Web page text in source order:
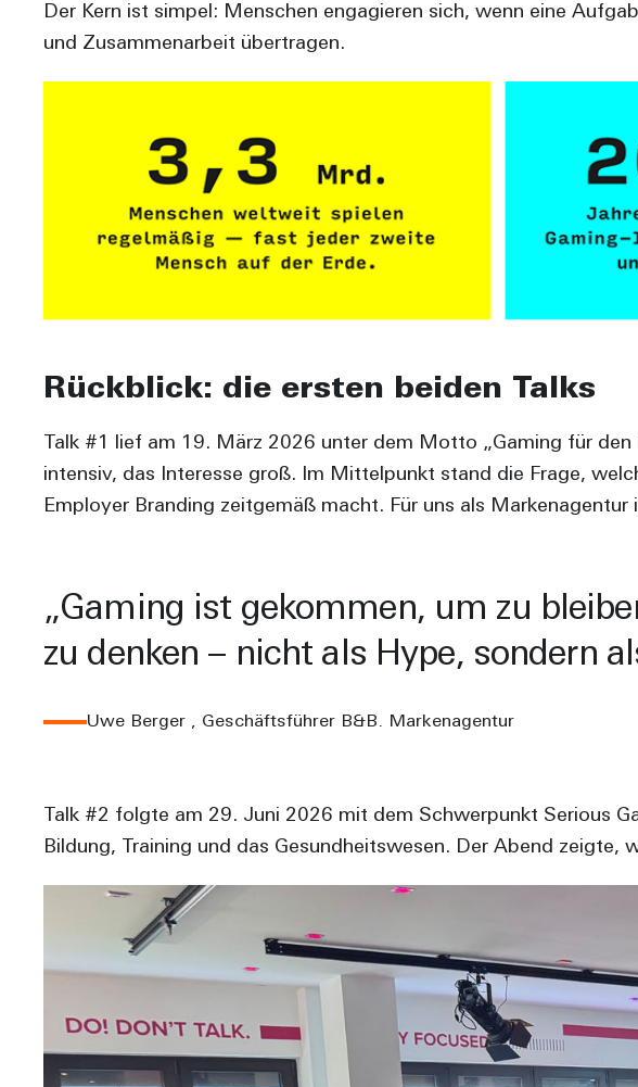
Der Kern ist simpel: Menschen engagieren sich, wenn eine
und Zusammenarbeit übertragen.
Rückblick: die ersten beiden Talks
Talk #1 lief am 19. März 2026 unter dem Motto „Gaming für
intensiv, das Interesse groß. Im Mittelpunkt stand die Frage,
Employer Branding zeitgemäß macht. Für uns als
Gaming ist gekommen, um zu
zu denken – nicht als Hype, sondern
Uwe Berger , Geschäftsführer B&B. Markenagentur
Talk #2 folgte am 29. Juni 2026 mit dem Schwerpunkt Serious
Bildung, Training und das Gesundheitswesen. Der Abend